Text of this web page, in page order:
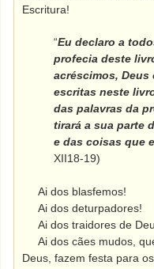
Escritura!
“Eu declaro a
profecia deste
acréscimos, Deus
escritas neste
das palavras da
tirará a sua parte
e das coisas que
XII18-19)
Ai dos blasfemos!
Ai dos deturpadores!
Ai dos traidores de
Ai dos cães mudos,
Deus, fazem festa para